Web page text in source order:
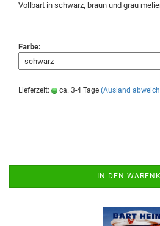
Vollbart in schwarz, braun und grau
Farbe:
Lieferzeit: ca. 3-4 Tage (Ausland
IN DEN